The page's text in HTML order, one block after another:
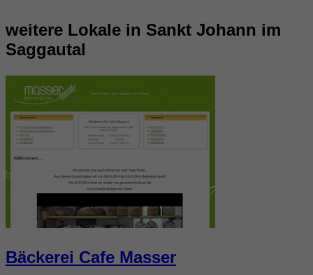
weitere Lokale in Sankt Johann im
Saggautal
Bäckerei Cafe Masser